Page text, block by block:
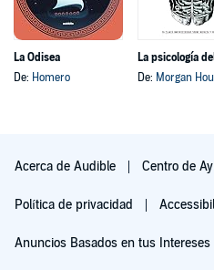
La Odisea
De: Homero
De: Morgan
Acerca de Audible Centro de
Política de privacidad
Anuncios Basados en tus Intereses